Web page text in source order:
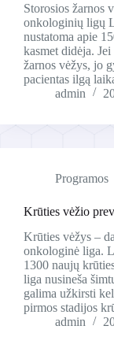
Storosios žarnos
onkologinių ligų
nustatoma apie
kasmet didėja.
žarnos vėžys, jo
pacientas ilgą
admin
Programos
Krūties vėžio
Krūties vėžys –
onkologinė liga.
1300 naujų
liga nusineša
galima užkirsti
pirmos stadijos
admin